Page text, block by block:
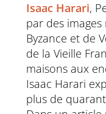
Isaac Harari,
par des images
Byzance et de
de la Vieille
maisons aux
Isaac Harari
plus de